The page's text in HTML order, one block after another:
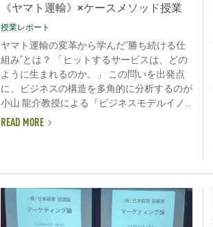
《ヤマト運輸》×ケースメソッド授業
授業レポート
ヤマト運輸の変革から学んだ“勝ち続ける仕
組み”とは？ 「ヒットするサービスは、どの
ように生まれるのか。」 この問いを出発点
に、ビジネスの構造を多角的に分析するのが
小山 龍介教授による『ビジネスモデルイノ...
READ MORE